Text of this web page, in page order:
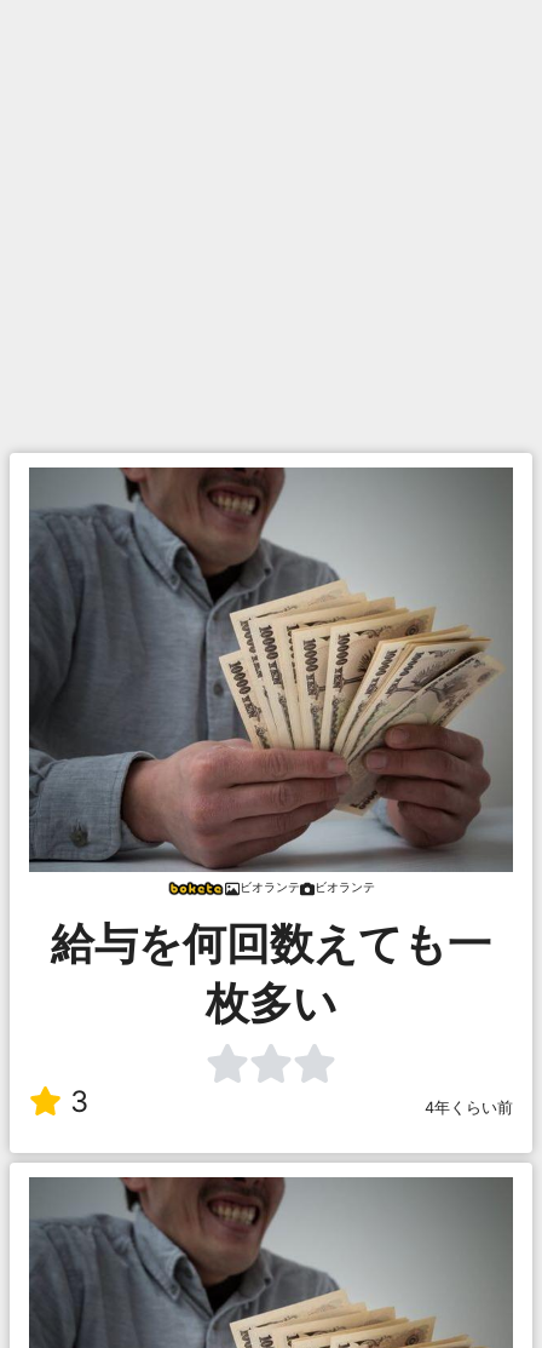
ビオランテ ビオランテ
給与を何回数えても一
枚多い
3 4年くらい前